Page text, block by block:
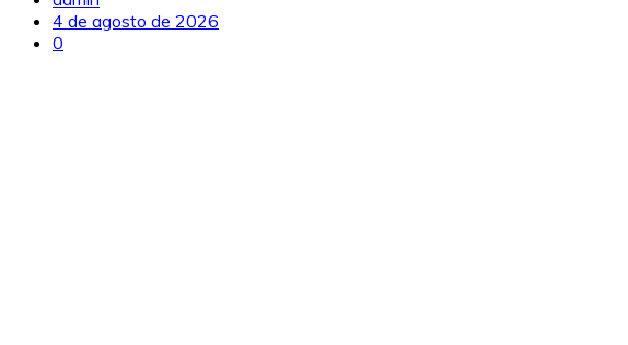
4 de agosto de 2026
0